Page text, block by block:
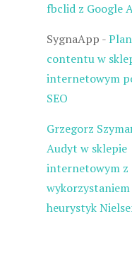
fbclid z Google
SygnaApp -
contentu w
internetowym
SEO
Grzegorz
Audyt w sklepie
internetowym z
wykorzystaniem
heurystyk